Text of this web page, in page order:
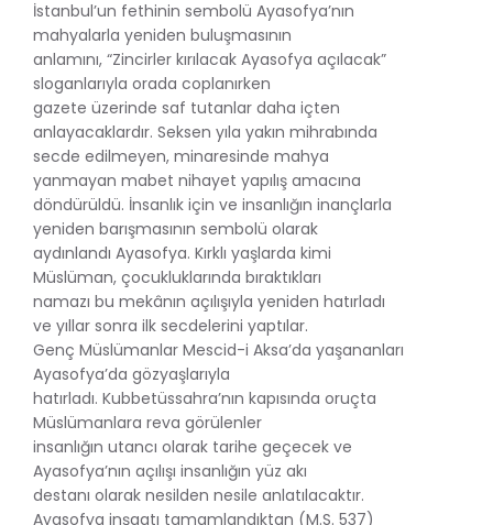
İstanbul’un fethinin sembolü Ayasofya’nın
mahyalarla yeniden buluşmasının
anlamını, “Zincirler kırılacak Ayasofya açılacak”
sloganlarıyla orada coplanırken
gazete üzerinde saf tutanlar daha içten
anlayacaklardır. Seksen yıla yakın mihrabında
secde edilmeyen, minaresinde mahya
yanmayan mabet nihayet yapılış amacına
döndürüldü. İnsanlık için ve insanlığın inançlarla
yeniden barışmasının sembolü olarak
aydınlandı Ayasofya. Kırklı yaşlarda kimi
Müslüman, çocukluklarında bıraktıkları
namazı bu mekânın açılışıyla yeniden hatırladı
ve yıllar sonra ilk secdelerini yaptılar.
Genç Müslümanlar Mescid-i Aksa’da yaşananları
Ayasofya’da gözyaşlarıyla
hatırladı. Kubbetüssahra’nın kapısında oruçta
Müslümanlara reva görülenler
insanlığın utancı olarak tarihe geçecek ve
Ayasofya’nın açılışı insanlığın yüz akı
destanı olarak nesilden nesile anlatılacaktır.
Ayasofya inşaatı tamamlandıktan (M.S. 537)